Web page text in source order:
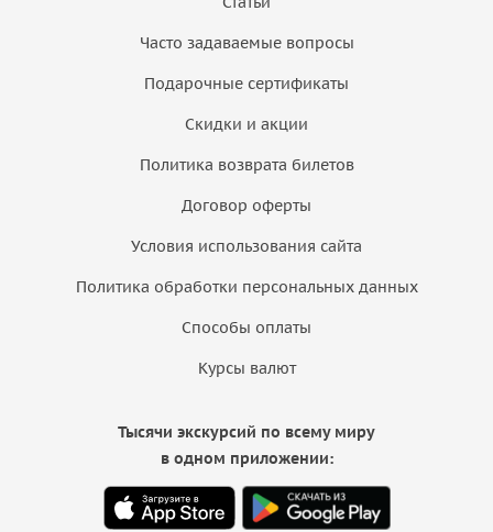
Часто задаваемые вопросы
Подарочные сертификаты
Скидки и акции
Политика возврата билетов
Договор оферты
Условия использования сайта
Политика обработки персональных данных
Способы оплаты
Курсы валют
Тысячи экскурсий по всему миру
в одном приложении: